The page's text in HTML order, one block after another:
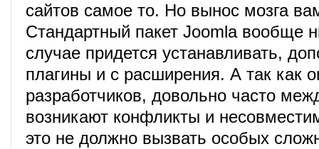
сайтов самое то. Но вынос мозга
Стандартный пакет Joomla
случае придется устанавливать,
плагины и с расширения. А так как
разработчиков, довольно часто
возникают конфликты и
это не должно вызвать особых